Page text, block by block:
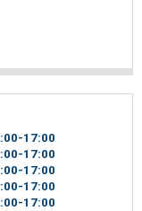
00-17 00
00-17 00
00-17 00
00-17 00
00-17 00